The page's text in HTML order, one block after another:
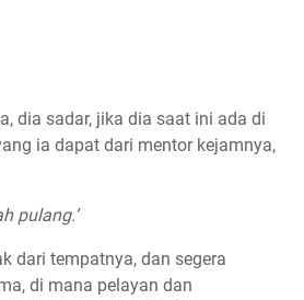
dia sadar, jika dia saat ini ada di
ia dapat dari mentor kejamnya,
pulang.’
dari tempatnya, dan segera
di mana pelayan dan